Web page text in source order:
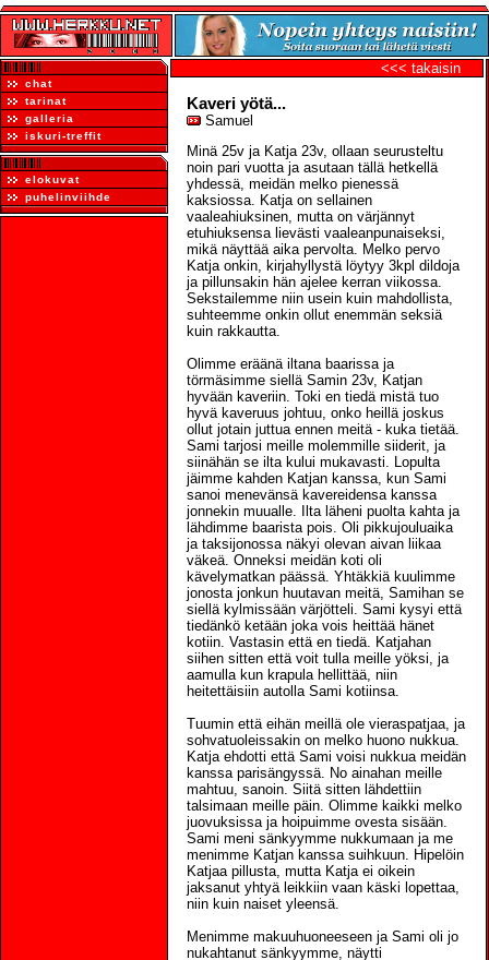
chat
tarinat
galleria
iskuri-treffit
elokuvat
puhelinviihde
<<< takaisin
Kaveri yötä...
Samuel
Minä 25v ja Katja 23v, ollaan seurusteltu
noin pari vuotta ja asutaan tällä hetkellä
yhdessä, meidän melko pienessä
kaksiossa. Katja on sellainen
vaaleahiuksinen, mutta on värjännyt
etuhiuksensa lievästi vaaleanpunaiseksi,
mikä näyttää aika pervolta. Melko pervo
Katja onkin, kirjahyllystä löytyy 3kpl dildoja
ja pillunsakin hän ajelee kerran viikossa.
Sekstailemme niin usein kuin mahdollista,
suhteemme onkin ollut enemmän seksiä
kuin rakkautta.
Olimme eräänä iltana baarissa ja
törmäsimme siellä Samin 23v, Katjan
hyvään kaveriin. Toki en tiedä mistä tuo
hyvä kaveruus johtuu, onko heillä joskus
ollut jotain juttua ennen meitä - kuka tietää.
Sami tarjosi meille molemmille siiderit, ja
siinähän se ilta kului mukavasti. Lopulta
jäimme kahden Katjan kanssa, kun Sami
sanoi menevänsä kavereidensa kanssa
jonnekin muualle. Ilta läheni puolta kahta ja
lähdimme baarista pois. Oli pikkujouluaika
ja taksijonossa näkyi olevan aivan liikaa
väkeä. Onneksi meidän koti oli
kävelymatkan päässä. Yhtäkkiä kuulimme
jonosta jonkun huutavan meitä, Samihan se
siellä kylmissään värjötteli. Sami kysyi että
tiedänkö ketään joka vois heittää hänet
kotiin. Vastasin että en tiedä. Katjahan
siihen sitten että voit tulla meille yöksi, ja
aamulla kun krapula hellittää, niin
heitettäisiin autolla Sami kotiinsa.
Tuumin että eihän meillä ole vieraspatjaa, ja
sohvatuoleissakin on melko huono nukkua.
Katja ehdotti että Sami voisi nukkua meidän
kanssa parisängyssä. No ainahan meille
mahtuu, sanoin. Siitä sitten lähdettiin
talsimaan meille päin. Olimme kaikki melko
juovuksissa ja hoipuimme ovesta sisään.
Sami meni sänkyymme nukkumaan ja me
menimme Katjan kanssa suihkuun. Hipelöin
Katjaa pillusta, mutta Katja ei oikein
jaksanut yhtyä leikkiin vaan käski lopettaa,
niin kuin naiset yleensä.
Menimme makuuhuoneeseen ja Sami oli jo
nukahtanut sänkyymme, näytti